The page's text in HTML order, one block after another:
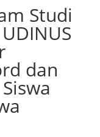
Studi
dan